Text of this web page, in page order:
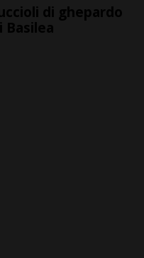
di ghepardo
Basilea